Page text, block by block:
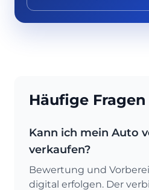
Häufige Fragen
Kann ich mein Auto
verkaufen?
Bewertung und
digital erfolgen. Der